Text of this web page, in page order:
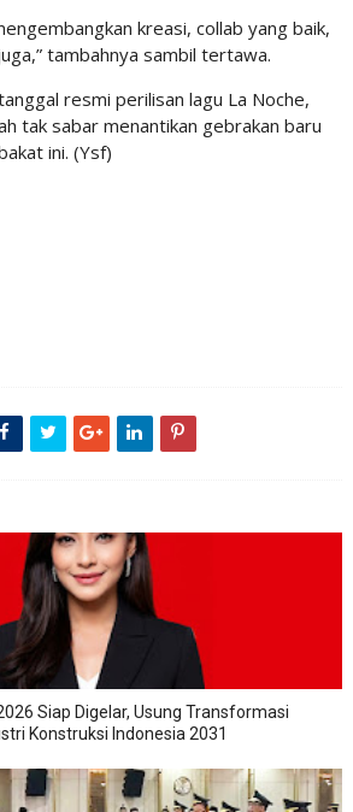
kreasi, collab yang baik,
tambahnya sambil tertawa.
resmi perilisan lagu La Noche,
tak sabar menantikan gebrakan baru
ini. (Ysf)
Siap Digelar, Usung Transformasi
Konstruksi Indonesia 2031